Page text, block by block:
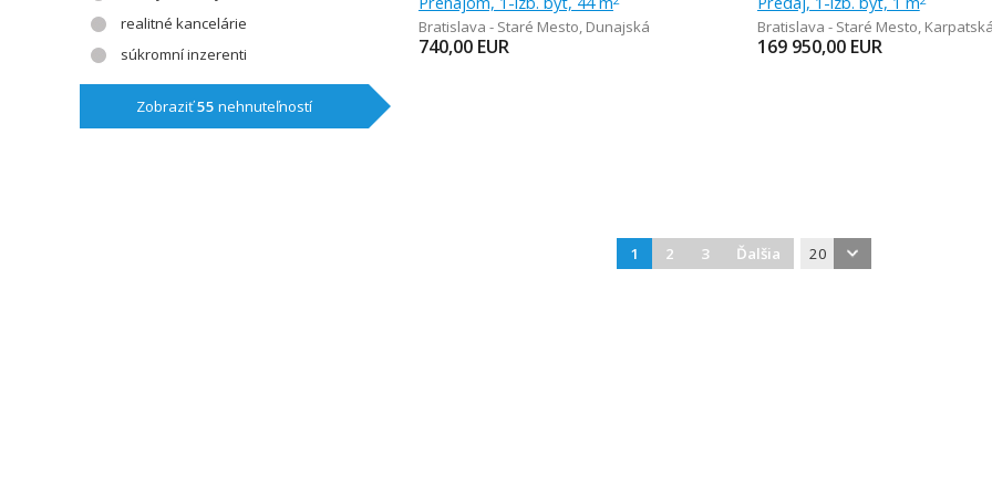
realitné kancelárie
súkromní inzerenti
Zobraziť55 nehnuteľností
Bratislava - Staré Mesto, Dunajská
740,00 EUR
Bratislava - Staré Mesto,
169 950,00 EUR
1 2 3 Ďalšia 20